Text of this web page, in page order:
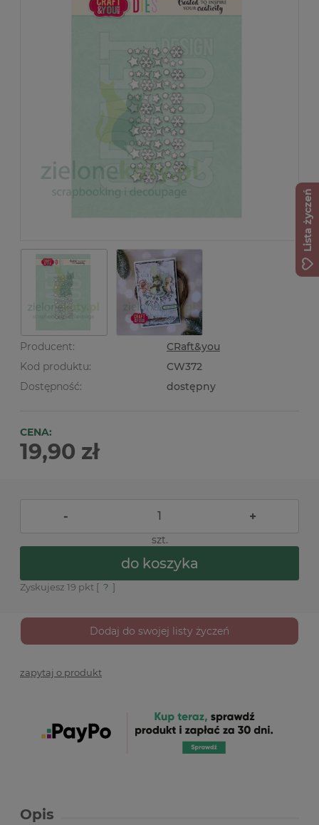
Producent:
CRaft&you
Kod produktu:
CW372
Dostępność:
dostępny
CENA:
19,90 zł
- +
szt.
do koszyka
Zyskujesz 19 pkt [ ? ]
Dodaj do swojej listy życzeń
zapytaj o produkt
Opis
Lista życzeń